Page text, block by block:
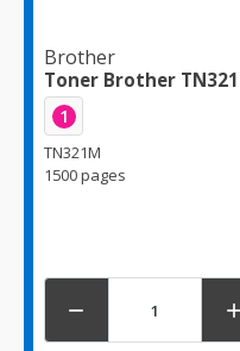
Brother
Toner Brother
1
TN321M
1500 pages
 